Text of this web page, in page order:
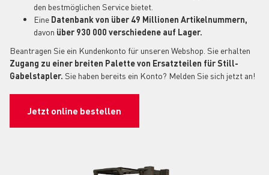
den bestmöglichen Service bietet.
Eine Datenbank von über 49 Millionen Artikelnummern,
davon über 930 000 verschiedene auf Lager.
Beantragen Sie ein Kundenkonto für unseren Webshop. Sie erhalten
Zugang zu einer breiten Palette von Ersatzteilen für Still-
Gabelstapler. Sie haben bereits ein Konto? Melden Sie sich jetzt an!
Jetzt online bestellen